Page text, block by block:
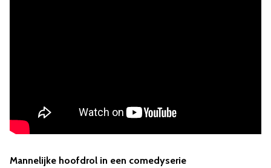
Mannelijke hoofdrol in een comedyserie